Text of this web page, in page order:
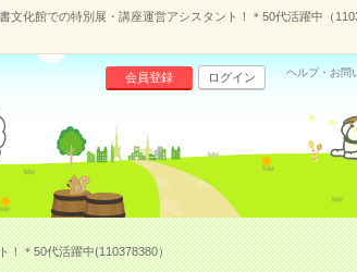
文化館での特別展・講座運営アシスタント！＊50代活躍中（
会員登録 ログイン ヘルプ・お問
！＊50代活躍中(110378380）